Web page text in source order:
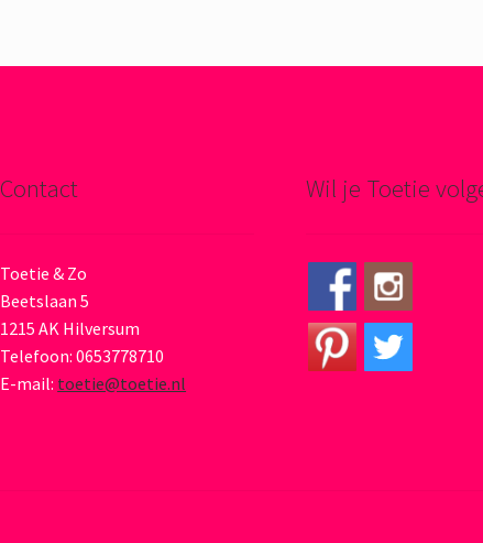
Contact
Toetie & Zo
Beetslaan 5
1215 AK Hilversum
Telefoon: 0653778710
E-mail: toetie@toetie.nl
Wil je Toetie